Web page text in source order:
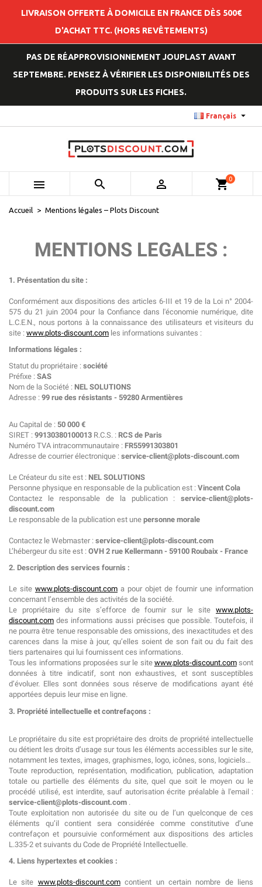
LIVRAISON OFFERTE À DOMICILE EN FRANCE DÈS 500€
D'ACHAT TTC. (HORS REVÊTEMENTS)
PAS DE RÉAPPROVISIONNEMENT JOUPLAST AVANT
SEPTEMBRE. PENSEZ À VÉRIFIER LES DISPONIBILITÉS DES
PRODUITS SUR LES FICHES.
Français 
   shopping_cart0
Accueil Mentions légales – Plots Discount
MENTIONS LEGALES :
1. Présentation du site :
Conformément aux dispositions des articles 6-III et 19 de la Loi n° 2004-
575 du 21 juin 2004 pour la Confiance dans l'économie numérique, dite
L.C.E.N., nous portons à la connaissance des utilisateurs et visiteurs du
site : www.plots-discount.com les informations suivantes :
Informations légales :
Statut du propriétaire : société
Préfixe : SAS
Nom de la Société : NEL SOLUTIONS
Adresse : 99 rue des résistants - 59280 Armentières
Au Capital de : 50 000 €
SIRET : 99130380100013 R.C.S. : RCS de Paris
Numéro TVA intracommunautaire : FR55991303801
Adresse de courrier électronique : service-client@plots-discount.com
Le Créateur du site est : NEL SOLUTIONS
Personne physique en responsable de la publication est : Vincent Cola
Contactez le responsable de la publication : service-client@plots-
discount.com
Le responsable de la publication est une personne morale
Contactez le Webmaster : service-client@plots-discount.com
L’hébergeur du site est : OVH 2 rue Kellermann - 59100 Roubaix - France
2. Description des services fournis :
Le site www.plots-discount.com a pour objet de fournir une information
concernant l’ensemble des activités de la société.
Le propriétaire du site s’efforce de fournir sur le site www.plots-
discount.com des informations aussi précises que possible. Toutefois, il
ne pourra être tenue responsable des omissions, des inexactitudes et des
carences dans la mise à jour, qu’elles soient de son fait ou du fait des
tiers partenaires qui lui fournissent ces informations.
Tous les informations proposées sur le site www.plots-discount.comsont
données à titre indicatif, sont non exhaustives, et sont susceptibles
d’évoluer. Elles sont données sous réserve de modifications ayant été
apportées depuis leur mise en ligne.
3. Propriété intellectuelle et contrefaçons :
Le propriétaire du site est propriétaire des droits de propriété intellectuelle
ou détient les droits d’usage sur tous les éléments accessibles sur le site,
notamment les textes, images, graphismes, logo, icônes, sons, logiciels…
Toute reproduction, représentation, modification, publication, adaptation
totale ou partielle des éléments du site, quel que soit le moyen ou le
procédé utilisé, est interdite, sauf autorisation écrite préalable à l'email :
service-client@plots-discount.com .
Toute exploitation non autorisée du site ou de l’un quelconque de ces
éléments qu’il contient sera considérée comme constitutive d’une
contrefaçon et poursuivie conformément aux dispositions des articles
L.335-2 et suivants du Code de Propriété Intellectuelle.
4. Liens hypertextes et cookies :
Le site www.plots-discount.comcontient un certain nombre de liens